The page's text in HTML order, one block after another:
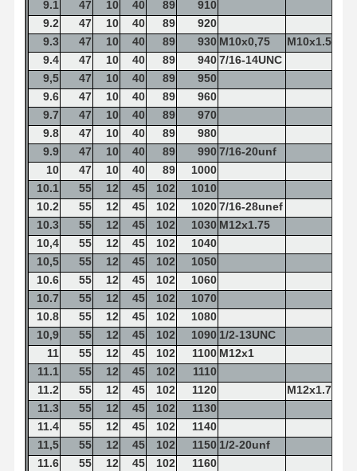
9.1 47 10 40 89
910
9.2
47 10 40 89
920
9.3
47 10 40 89 930 M10x0,75
M10x1.5
9.4
47 10 40 89 9407/16-14UNC
9,5
47 10 40 89
950
9.6
47 10 40 89
960
9.7
47 10 40 89
970
9.8
47 10 40 89
980
9.9
47 10 40 89 9907/16-20unf
10
47 10 40 89
1000
10.1
55 12 45 102
1010
10.2
55 12 45 102 10207/16-28unef
10.3
55 12 45 102 1030 M12x1.75
10,4
55 12 45 102
1040
10,5
55 12 45 102
1050
10.6
55 12 45 102
1060
10.7
55 12 45 102
1070
10.8
55 12 45 102
1080
10,9
55 12 45 102 1090 1/2-13UNC
11
55 12 45 102 1100 M12x1
11.1
55 12 45 102
1110
11.2
55 12 45 102 1120
M12x1.75
11.3
55 12 45 102
1130
11.4
55 12 45 102
1140
11,5
55 12 45 102 1150 1/2-20unf
11.6
55 12 45 102
1160